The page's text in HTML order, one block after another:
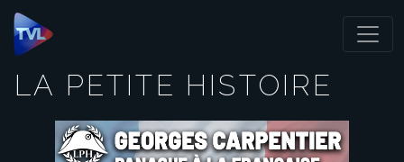
Panneau de gestion des cookies
LA PETITE HISTOIRE